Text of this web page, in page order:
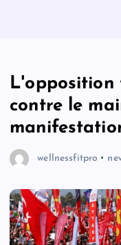
L'opposition
contre le
wellnessfitpro